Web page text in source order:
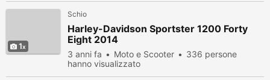
1
Schio
Harley-Davidson Sportster 1200 Forty
Eight 2014
3 anni fa Moto e Scooter
336 persone
hanno visualizzato